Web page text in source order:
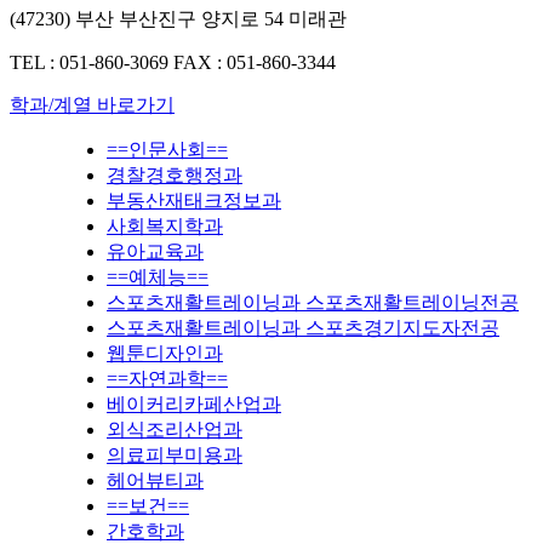
(47230) 부산 부산진구 양지로 54 미래관
TEL : 051-860-3069 FAX : 051-860-3344
학과/계열 바로가기
==인문사회==
경찰경호행정과
부동산재태크정보과
사회복지학과
유아교육과
==예체능==
스포츠재활트레이닝과 스포츠재활트레이닝전공
스포츠재활트레이닝과 스포츠경기지도자전공
웹툰디자인과
==자연과학==
베이커리카페산업과
외식조리산업과
의료피부미용과
헤어뷰티과
==보건==
간호학과